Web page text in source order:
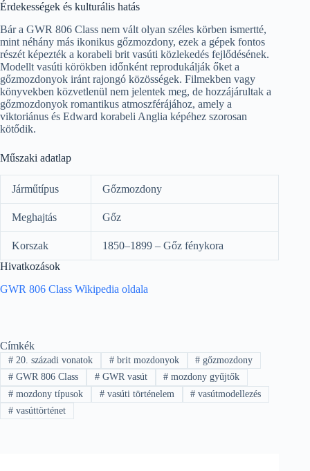
Érdekességek és kulturális hatás
Bár a GWR 806 Class nem vált olyan széles körben ismertté,
mint néhány más ikonikus gőzmozdony, ezek a gépek fontos
részét képezték a korabeli brit vasúti közlekedés fejlődésének.
Modellt vasúti körökben időnként reprodukálják őket a
gőzmozdonyok iránt rajongó közösségek. Filmekben vagy
könyvekben közvetlenül nem jelentek meg, de hozzájárultak a
gőzmozdonyok romantikus atmoszférájához, amely a
viktoriánus és Edward korabeli Anglia képéhez szorosan
kötődik.
Műszaki adatlap
Járműtípus Gőzmozdony
Meghajtás Gőz
Korszak
1850–1899 – Gőz fénykora
Hivatkozások
GWR 806 Class Wikipedia oldala
Címkék
#20. századi vonatok #brit mozdonyok # gőzmozdony
#GWR 806 Class #GWR vasút # mozdony gyűjtők
#mozdony típusok #vasúti történelem # vasútmodellezés
#vasúttörténet